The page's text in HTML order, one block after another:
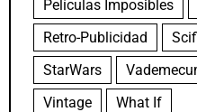
Películas Imposibles
Retro-Publicidad
StarWars
Vintage
What If